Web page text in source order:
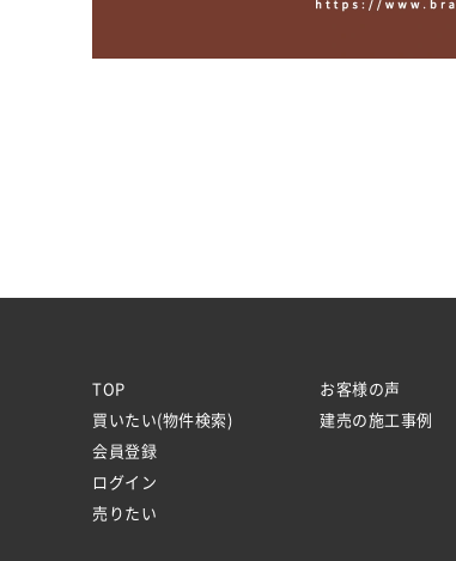
TOP
買いたい(物件検索)
会員登録
ログイン
売りたい
お客様の声
建売の施工事例